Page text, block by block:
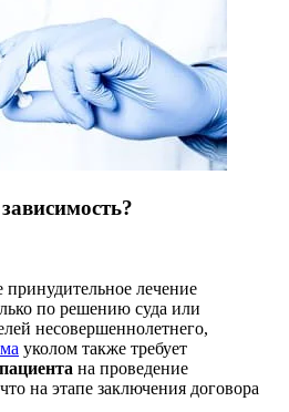
лечение
по решению суда или
несовершеннолетнего,
уколом также требует
на проведение
на этапе заключения договора